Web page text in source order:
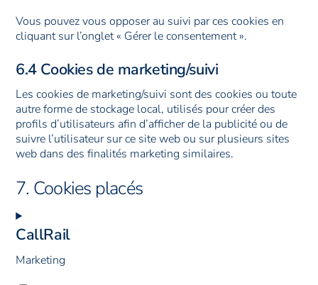
Vous pouvez vous opposer au suivi par ces cookies en
cliquant sur l’onglet « Gérer le consentement ».
6.4 Cookies de marketing/suivi
Les cookies de marketing/suivi sont des cookies ou toute
autre forme de stockage local, utilisés pour créer des
profils d’utilisateurs afin d’afficher de la publicité ou de
suivre l’utilisateur sur ce site web ou sur plusieurs sites
web dans des finalités marketing similaires.
7. Cookies placés
CallRail
Marketing